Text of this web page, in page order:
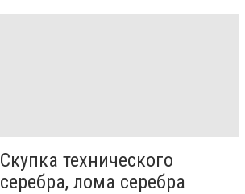
Скупка технического
серебра, лома серебра